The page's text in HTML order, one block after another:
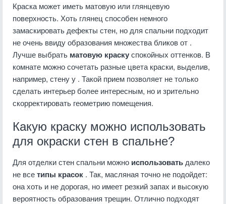
Краска может иметь матовую или глянцевую
поверхность. Хоть глянец способен немного
замаскировать дефекты стен, но для спальни подходит
не очень ввиду образования множества бликов от .
Лучше выбрать матовую краскуспокойных оттенков. В
комнате можно сочетать разные цвета краски, выделив,
например, стену у . Такой прием позволяет не только
сделать интерьер более интересным, но и зрительно
скорректировать геометрию помещения.
Какую краску можно использовать
для окраски стен в спальне?
Для отделки стен спальни можно использовать далеко
не всетипы красок . Так, масляная точно не подойдет:
она хоть и не дорогая, но имеет резкий запах и высокую
вероятность образования трещин. Отлично подходят